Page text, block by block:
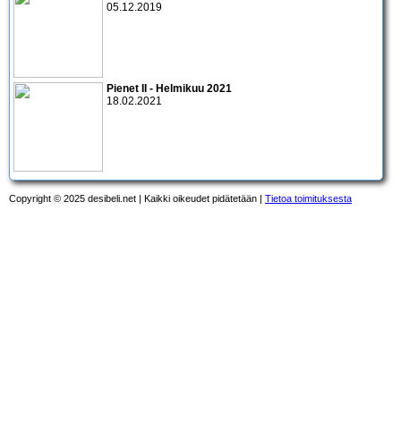
05.12.2019
Pienet II - Helmikuu 2021
18.02.2021
Copyright © 2025 desibeli.net | Kaikki oikeudet pidätetään | Tietoa toimituksesta